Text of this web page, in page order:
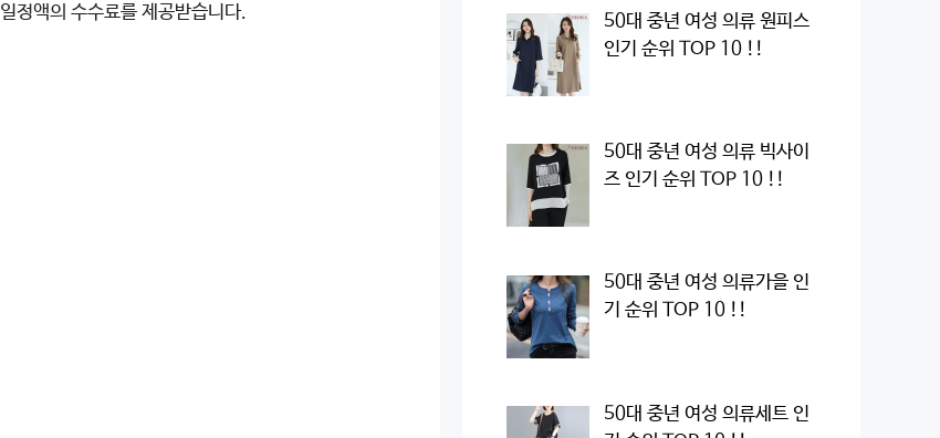
정액의 수수료를 제공받습니다.
50대 중년 여성 의류 원피스
인기 순위 TOP 10 !!
50대 중년 여성 의류 빅사이
즈 인기 순위 TOP 10 !!
50대 중년 여성 의류가을 인
기 순위 TOP 10 !!
50대 중년 여성 의류세트 인